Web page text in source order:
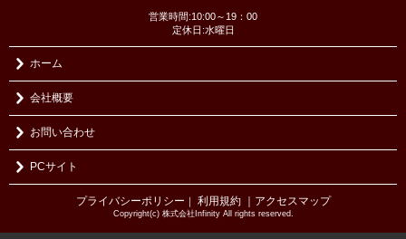
営業時間:10:00～19：00
定休日:水曜日
ホーム
会社概要
お問い合わせ
PCサイト
プライバシーポリシー ｜ 利用規約 ｜アクセスマップ
Copyright(c) 株式会社Infinity All rights reserved.